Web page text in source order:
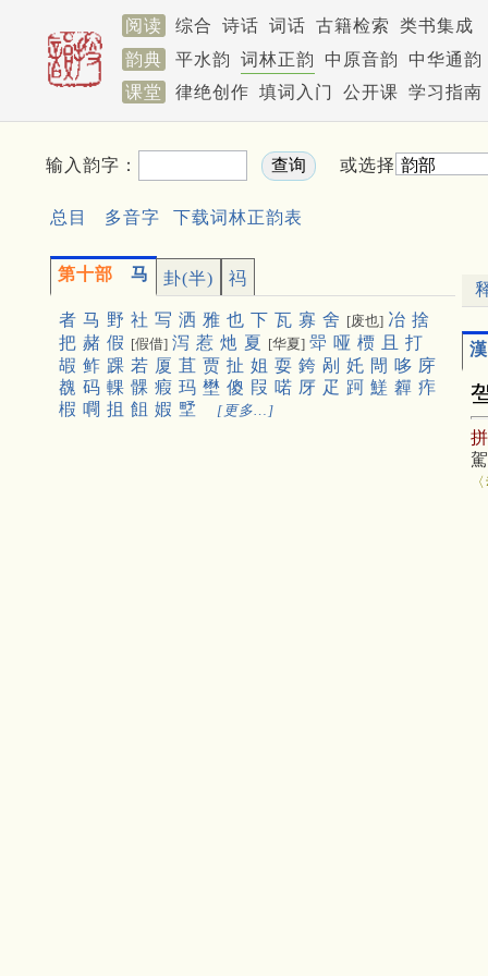
阅读 综合 诗话 词话 古籍检索
类书集成
韵典
平水韵 词林正韵 中原音韵
中华通韵
课堂
律绝创作 填词入门 公开课 学习指南
输入韵字： 或选择
总目 多音字 下载词林正韵表
第十部 马 卦(半) 祃
者 马 野 社 写 洒 雅 也 下 瓦 寡 舍 [废也] 冶 捨
把 赭 假 [假借] 泻 惹 灺 夏 [华夏] 斝 哑 槚 且
打
嘏 鲊 踝 若 厦 苴 贾 扯 姐 耍 銙 剐 奼 閜 哆 庌
䰩 码 輠 髁 瘕 玛 壄 傻 叚 喏 厊 疋 跒 䱹 奲 痄
椵 㗿 抯 飷 婽 㙒 [更多…]
駕